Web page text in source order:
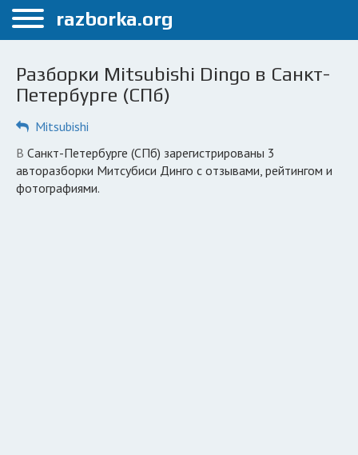
Меню
Санкт-Петербург
Автосервисы
Разборки Mitsubishi Dingo в Санкт-
Петербурге (СПб)
Mitsubishi
в Санкт-Петербурге (СПб) зарегистрированы 3
авторазборки Митсубиси Динго с отзывами, рейтингом и
фотографиями.
razborka.org